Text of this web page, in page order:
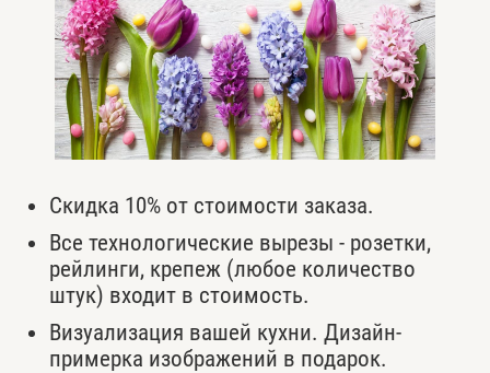
Скидка 10% от стоимости заказа.
Все технологические вырезы - розетки,
рейлинги, крепеж (любое количество
штук) входит в стоимость.
Визуализация вашей кухни. Дизайн-
примерка изображений в подарок.